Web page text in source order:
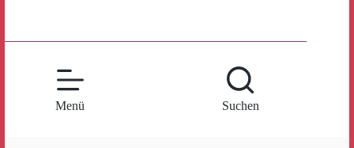
Menü Suchen